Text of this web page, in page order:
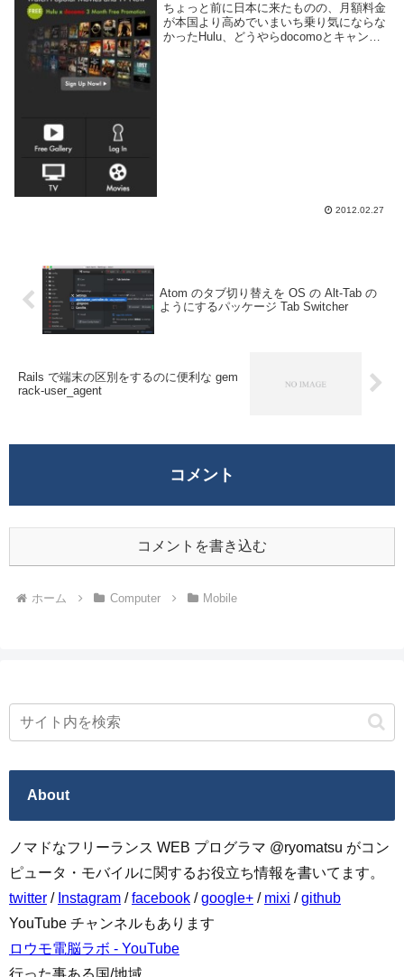
ちょっと前に日本に来たものの、月額料金
が本国より高めでいまいち乗り気にならな
かったHulu、どうやらdocomoとキャンペ
2012.02.27
Atom のタブ切り替えを OS の Alt-Tab の
ようにするパッケージ Tab Switcher
Rails で端末の区別をするのに便利な gem
rack-user_agent
コメント
コメントを書き込む
ホーム Computer Mobile
About
ノマドなフリーランス WEB プログラマ @ryomatsu がコン
ピュータ・モバイルに関するお役立ち情報を書いてます。
twitter / Instagram /facebook /google+ / mixi /github
YouTube チャンネルもあります
ロウモ電脳ラボ - YouTube
行った事ある国/地域